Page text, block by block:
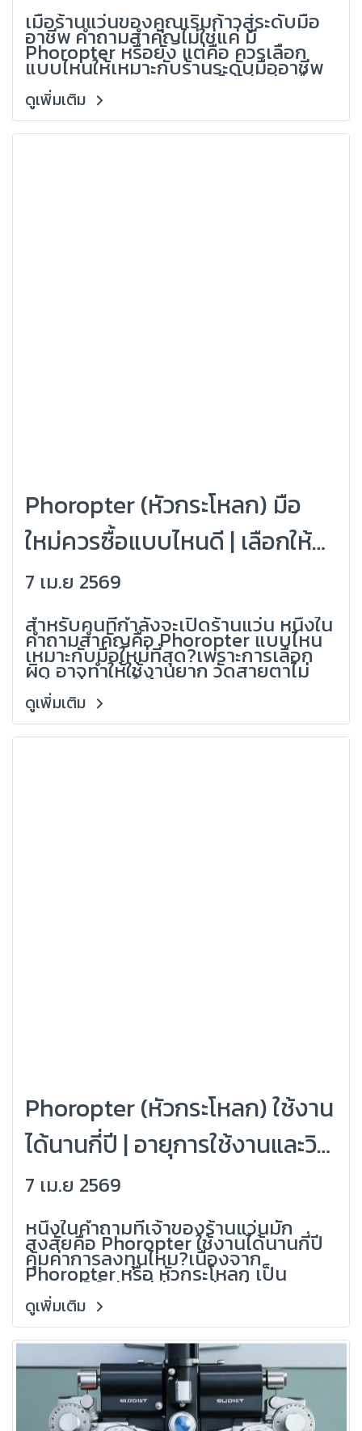
ลักษณ์ดี และรองรับงานจริง
(Grandlondon Optical)
เมื่อร้านแว่นของคุณเริ่มก้าวสู่ระดับมือ
อาชีพ คำถามสำคัญไม่ใช่แค่ มี
Phoropter หรือยัง แต่คือ ควรเลือก
แบบไหนให้เหมาะกับร้านระดับมืออาชีพ
จริง ๆเพราะ Phoropter ไม่ใช่แค่เครื่อง
มือวัดสายตา แต่เป็นทั้งตัวกำหนด
ความแม่นยำภาพ ลักษณ์ของร้าน และ
ประสบการณ์ของลูกค้า
ดูเพิ่มเติม
Phoropter (หัวกระโหลก) มือ
ใหม่ควรซื้อแบบไหนดี | เลือกให้
คุ้ม ใช้งานง่าย และเหมาะกับร้าน
(Grandlondon Optical)
7 เม.ย 2569
สำหรับคนที่กำลังจะเปิดร้านแว่น หนึ่งใน
คำถามสำคัญคือ Phoropter แบบไหน
เหมาะกับมือใหม่ที่สุด?เพราะการเลือก
ผิด อาจทำให้ใช้งานยาก วัดสายตาไม่
แม่น เสียเงินซ้ำซ้อน
ดูเพิ่มเติม
Phoropter (หัวกระโหลก) ใช้งาน
ได้นานกี่ปี | อายุการใช้งานและวิธี
ยืดอายุเครื่อง (Grandlondon
Optical)
7 เม.ย 2569
หนึ่งในคำถามที่เจ้าของร้านแว่นมัก
สงสัยคือ Phoropter ใช้งานได้นานกี่ปี
คุ้มค่าการลงทุนไหม?เนื่องจาก
Phoropter หรือ หัวกระโหลก เป็น
อุปกรณ์สำคัญที่มีราคาค่อนข้างสูง การ
เข้าใจอายุการใช้งานและการดูแลรักษาที่
ถูกต้อง จะช่วยให้คุณวางแผนธุรกิจได้ดี
ขึ้น
ดูเพิ่มเติม